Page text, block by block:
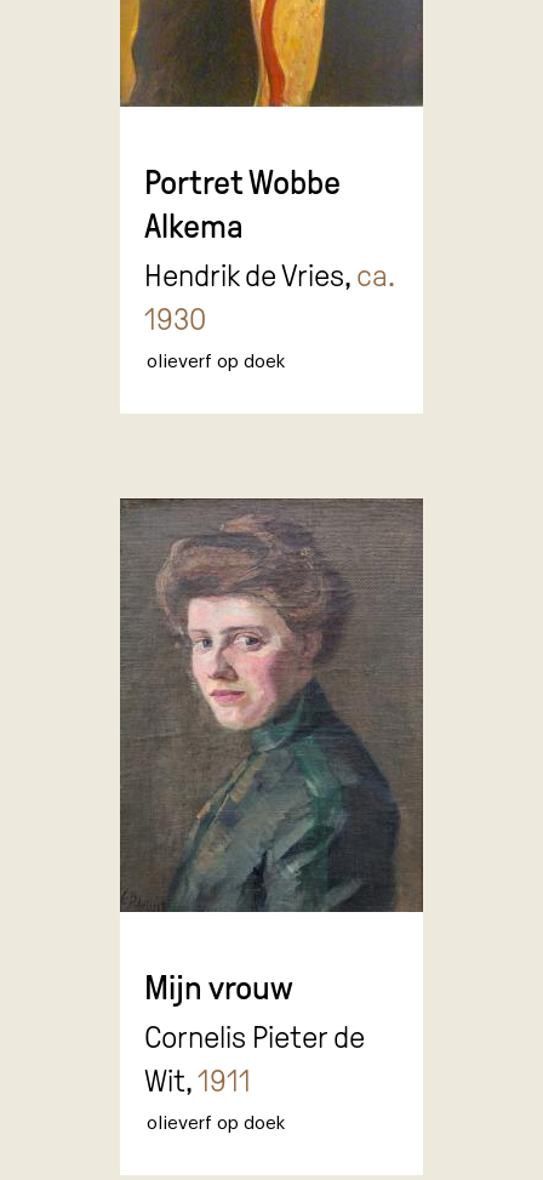
Portret Wobbe
Alkema
Hendrik de Vries, ca.
1930
olieverf op doek
Mijn vrouw
Cornelis Pieter de
Wit,1911
olieverf op doek